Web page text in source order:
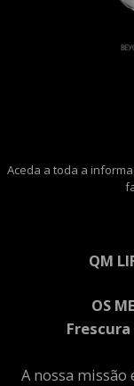
Aceda a toda a
QM
OS
A nossa